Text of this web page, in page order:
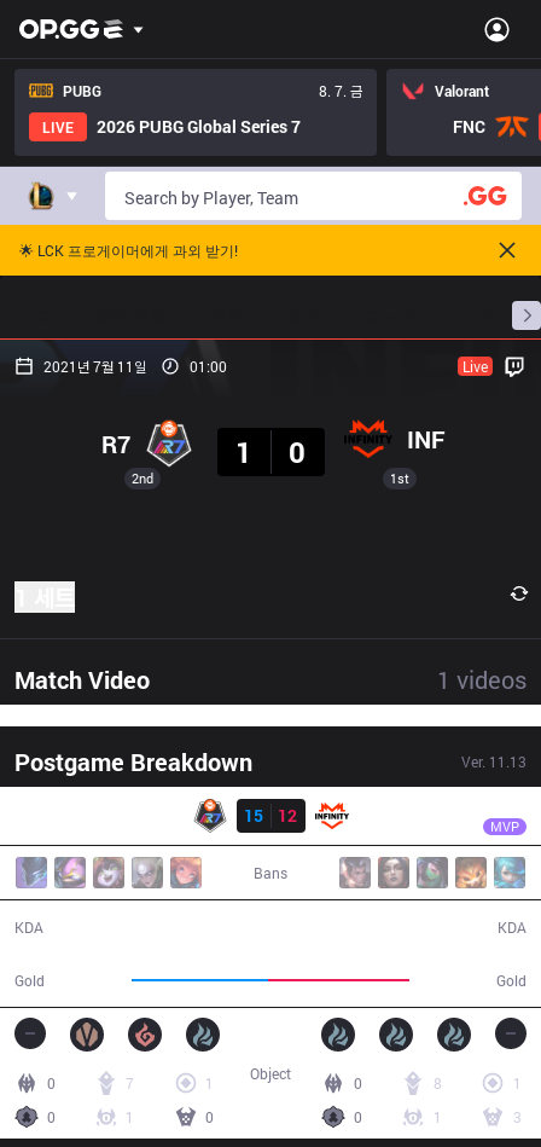
PUBG
8. 7. 금
LIVE
2026 PUBG Global Series 7
Valorant
FNC
🌟 LCK 프로게이머에게 과외 받기!
프로빌
2021년 7월 11일 01:00 Live
2nd
R7
1
0 INF
1st
Match Video 1 videos
Postgame Breakdown Ver. 11.13
15
12 MVP
Bans
KDA
Gold Gold
KDA
0 7
1
0
1 0
0 8
1
0
1 3
Object